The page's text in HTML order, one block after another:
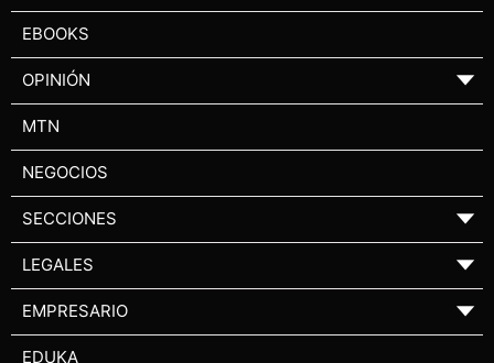
EBOOKS
OPINIÓN ▼
MTN
NEGOCIOS
SECCIONES ▼
LEGALES ▼
EMPRESARIO ▼
EDUKA